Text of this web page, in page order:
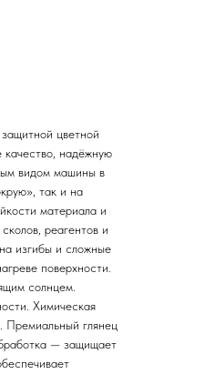
цветной
качество, надёжную
видом машины в
так и на
материала и
реагентов и
изгибы и сложные
поверхности.
солнцем.
Химическая
Премиальный глянец
— защищает